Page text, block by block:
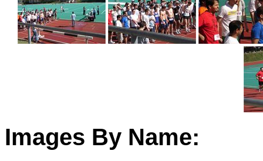
Images By Name: